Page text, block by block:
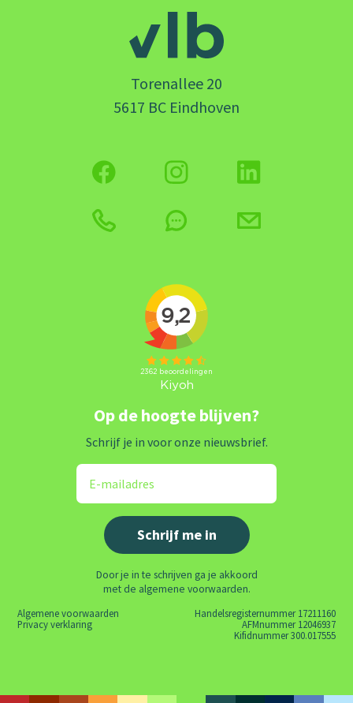
Torenallee 20
5617 BC Eindhoven
Op de hoogte blijven?
Schrijf je in voor onze nieuwsbrief.
Door je in te schrijven ga je akkoord
met de algemene voorwaarden.
Algemene voorwaarden
Privacy verklaring
Handelsregisternummer 17211160
AFMnummer 12046937
Kifidnummer 300.017555